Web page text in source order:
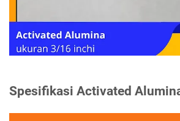
Spesifikasi Activated